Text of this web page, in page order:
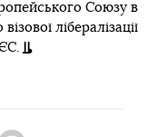
Союзу в
лібералізації